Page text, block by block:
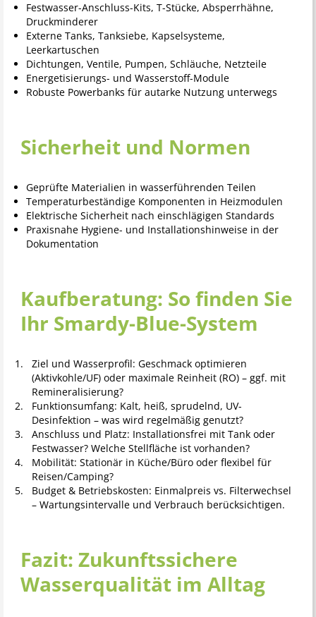
Festwasser-Anschluss-Kits, T-Stücke, Absperrhähne,
Druckminderer
Externe Tanks, Tanksiebe, Kapselsysteme,
Leerkartuschen
Dichtungen, Ventile, Pumpen, Schläuche, Netzteile
Energetisierungs- und Wasserstoff-Module
Robuste Powerbanks für autarke Nutzung unterwegs
Sicherheit und Normen
Geprüfte Materialien in wasserführenden Teilen
Temperaturbeständige Komponenten in Heizmodulen
Elektrische Sicherheit nach einschlägigen Standards
Praxisnahe Hygiene- und Installationshinweise in der
Dokumentation
Kaufberatung: So finden Sie
Ihr Smardy-Blue-System
Ziel und Wasserprofil: Geschmack optimieren
(Aktivkohle/UF) oder maximale Reinheit (RO) – ggf. mit
Remineralisierung?
Funktionsumfang: Kalt, heiß, sprudelnd, UV-
Desinfektion – was wird regelmäßig genutzt?
Anschluss und Platz: Installationsfrei mit Tank oder
Festwasser? Welche Stellfläche ist vorhanden?
Mobilität: Stationär in Küche/Büro oder flexibel für
Reisen/Camping?
Budget & Betriebskosten: Einmalpreis vs. Filterwechsel
– Wartungsintervalle und Verbrauch berücksichtigen.
Fazit: Zukunftssichere
Wasserqualität im Alltag